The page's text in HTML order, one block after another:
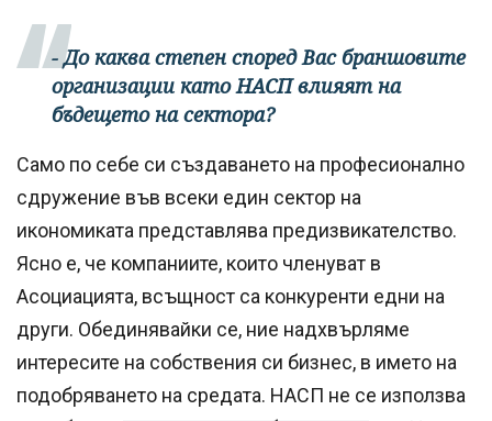
- До каква степен според Вас браншовите
организации като НАСП влияят на
бъдещето на сектора?
Само по себе си създаването на професионално
сдружение във всеки един сектор на
икономиката представлява предизвикателство.
Ясно е, че компаниите, които членуват в
Асоциацията, всъщност са конкуренти едни на
други. Обединявайки се, ние надхвърляме
интересите на собствения си бизнес, в името на
подобряването на средата. НАСП не се използва